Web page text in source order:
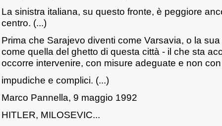
La sinistra italiana, su questo fronte, è peggiore
centro. (...)
Prima che Sarajevo diventi come Varsavia, o la
come quella del ghetto di questa città - il che sta
occorre intervenire, con misure adeguate e non
impudiche e complici. (...)
Marco Pannella, 9 maggio 1992
HITLER, MILOSEVIC...